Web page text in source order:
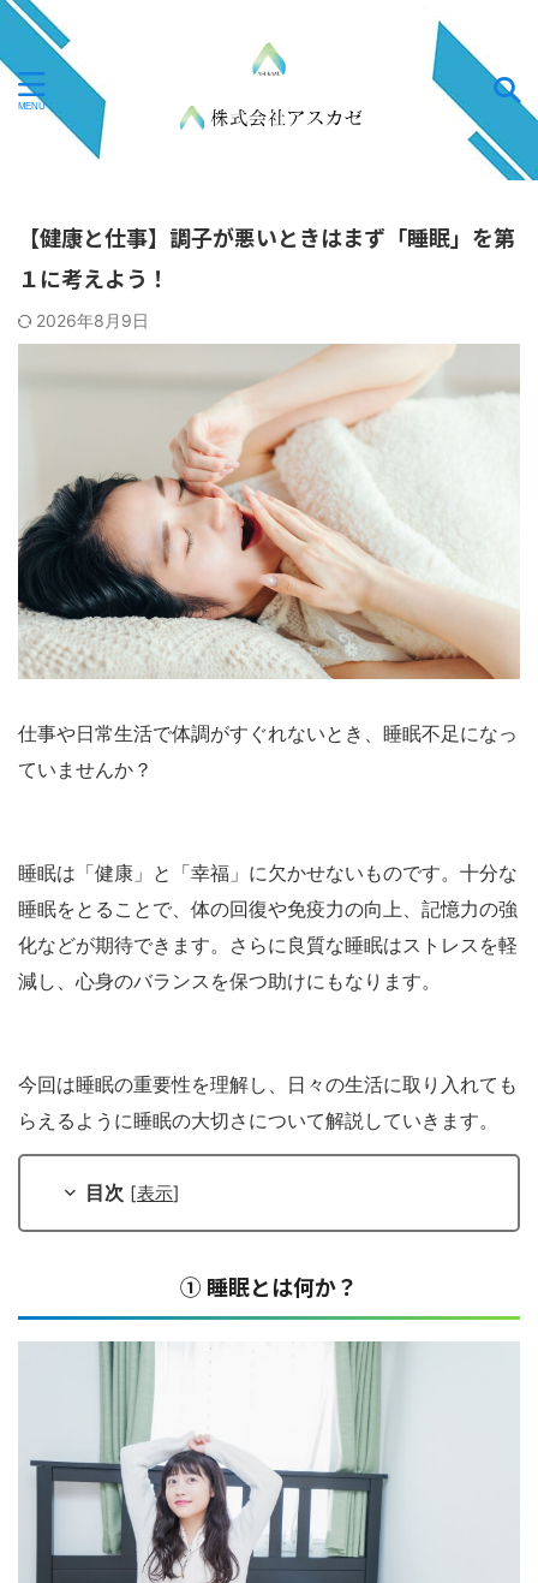
【健康と仕事】調子が悪いときはまず「睡眠」を第
１に考えよう！
2026年8月9日
仕事や日常生活で体調がすぐれないとき、睡眠不足になっ
ていませんか？
睡眠は「健康」と「幸福」に欠かせないものです。十分な
睡眠をとることで、体の回復や免疫力の向上、記憶力の強
化などが期待できます。さらに良質な睡眠はストレスを軽
減し、心身のバランスを保つ助けにもなります。
今回は睡眠の重要性を理解し、日々の生活に取り入れても
らえるように睡眠の大切さについて解説していきます。
目次 [表示]
① 睡眠とは何か？